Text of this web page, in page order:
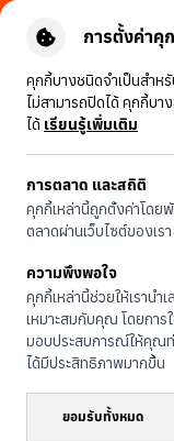
การตั้งค่าคุ
คุกกี้บางชนิดจำเป็นสำห
ไม่สามารถปิดได้ คุกกี้บ
ได้ เรียนรู้เพิ่มเติม
การตลาด และสถิติ
คุกกี้เหล่านี้ถูกตั้งค่าโดย
ตลาดผ่านเว็บไซต์ของเรา
ความพึงพอใจ
คุกกี้เหล่านี้ช่วยให้เราน
เหมาะสมกับคุณ โดยการ
มอบประสบการณ์ให้คุณท่
ได้มีประสิทธิภาพมากขึ้น
ยอมรับทั้งหมด
ช้อป 1 ชิ้น เริ่มคืนนี้
รุ่นทั้งหมด KLOSET Chou
KLOSET Chou
690 บาท
ประหยัดไป 200